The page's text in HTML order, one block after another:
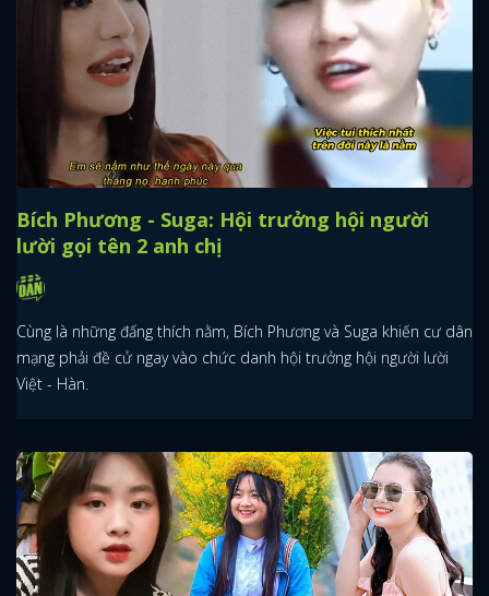
Bích Phương - Suga: Hội trưởng hội người
lười gọi tên 2 anh chị
Cùng là những đấng thích nằm, Bích Phương và Suga khiến cư dân
mạng phải đề cử ngay vào chức danh hội trưởng hội người lười
Việt - Hàn.